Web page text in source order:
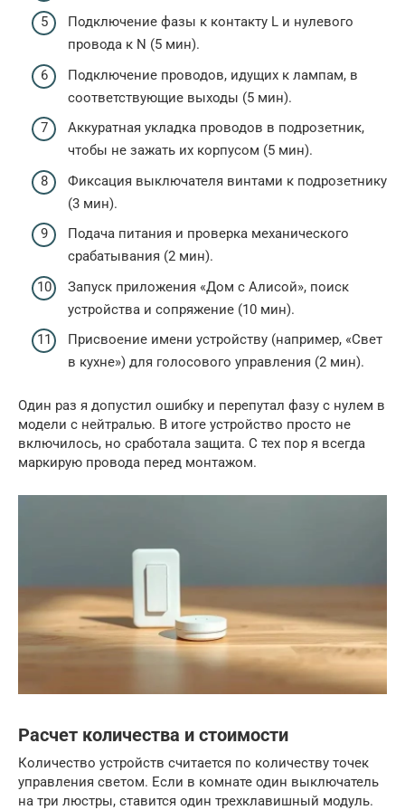
Подключение фазы к контакту L и нулевого
провода к N (5 мин).
Подключение проводов, идущих к лампам, в
соответствующие выходы (5 мин).
Аккуратная укладка проводов в подрозетник,
чтобы не зажать их корпусом (5 мин).
Фиксация выключателя винтами к подрозетнику
(3 мин).
Подача питания и проверка механического
срабатывания (2 мин).
Запуск приложения «Дом с Алисой», поиск
устройства и сопряжение (10 мин).
Присвоение имени устройству (например, «Свет
в кухне») для голосового управления (2 мин).
Один раз я допустил ошибку и перепутал фазу с нулем в
модели с нейтралью. В итоге устройство просто не
включилось, но сработала защита. С тех пор я всегда
маркирую провода перед монтажом.
Расчет количества и стоимости
Количество устройств считается по количеству точек
управления светом. Если в комнате один выключатель
на три люстры, ставится один трехклавишный модуль.